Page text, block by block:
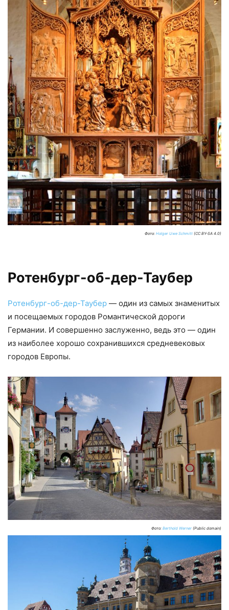
Фото: Holger Uwe Schmitt (CC BY-SA 4.0)
Ротенбург-об-дер-Таубер
Ротенбург-об-дер-Таубер — один из самых знаменитых
и посещаемых городов Романтической дороги
Германии. И совершенно заслуженно, ведь это — один
из наиболее хорошо сохранившихся средневековых
городов Европы.
Фото: Berthold Werner (Public domain)